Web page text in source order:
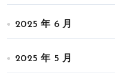
2025 年 6 月
2025 年 5 月